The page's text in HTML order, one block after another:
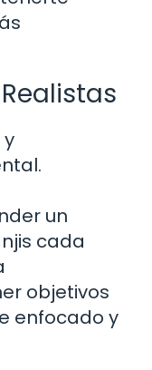
un
cada
objetivos
enfocado y